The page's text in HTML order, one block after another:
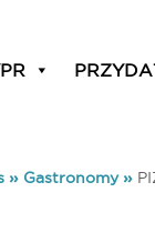
» Gastronomy»